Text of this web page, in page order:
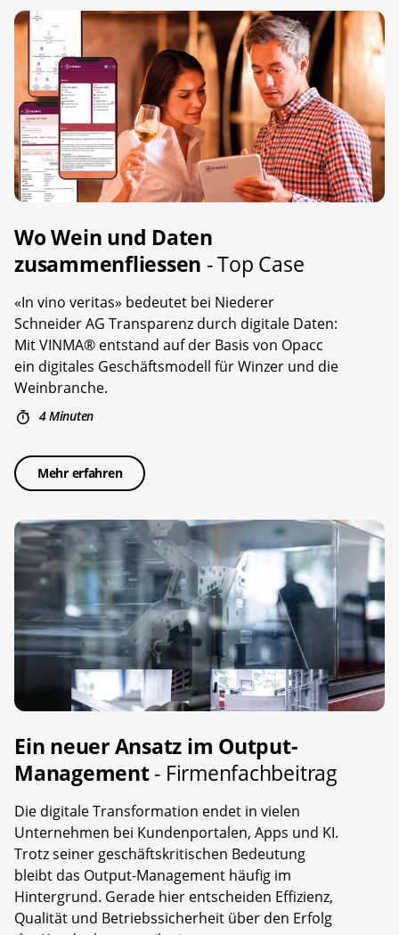
Wo Wein und Daten
zusammenfliessen - Top Case
«In vino veritas» bedeutet bei Niederer
Schneider AG Transparenz durch digitale Daten:
Mit VINMA® entstand auf der Basis von Opacc
ein digitales Geschäftsmodell für Winzer und die
Weinbranche.
4 Minuten
Mehr erfahren
Ein neuer Ansatz im Output-
Management- Firmenfachbeitrag
Die digitale Transformation endet in vielen
Unternehmen bei Kundenportalen, Apps und KI.
Trotz seiner geschäftskritischen Bedeutung
bleibt das Output-Management häufig im
Hintergrund. Gerade hier entscheiden Effizienz,
Qualität und Betriebssicherheit über den Erfolg